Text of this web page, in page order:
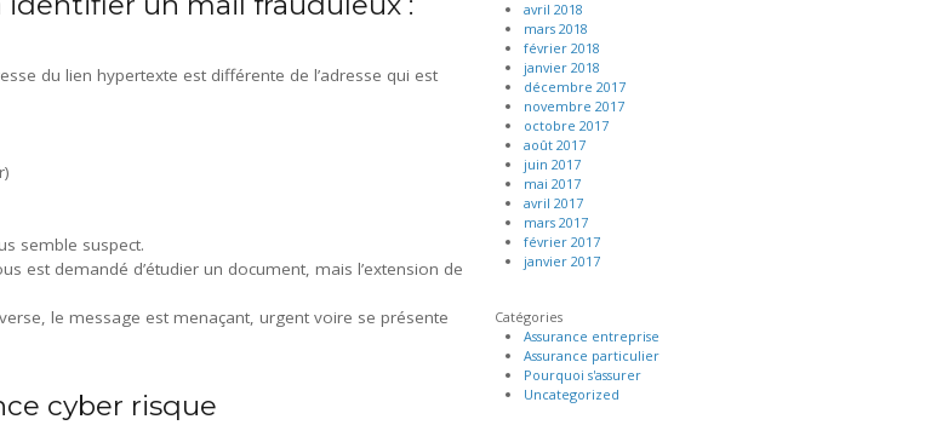
du lien hypertexte est différente de l’adresse qui est
semble suspect.
est demandé d’étudier un document, mais l’extension de
le message est menaçant, urgent voire se présente
cyber risque
avril 2018
mars 2018
février 2018
janvier 2018
décembre 2017
novembre 2017
octobre 2017
août 2017
juin 2017
mai 2017
avril 2017
mars 2017
février 2017
janvier 2017
Catégories
Assurance entreprise
Assurance particulier
Pourquoi s'assurer
Uncategorized